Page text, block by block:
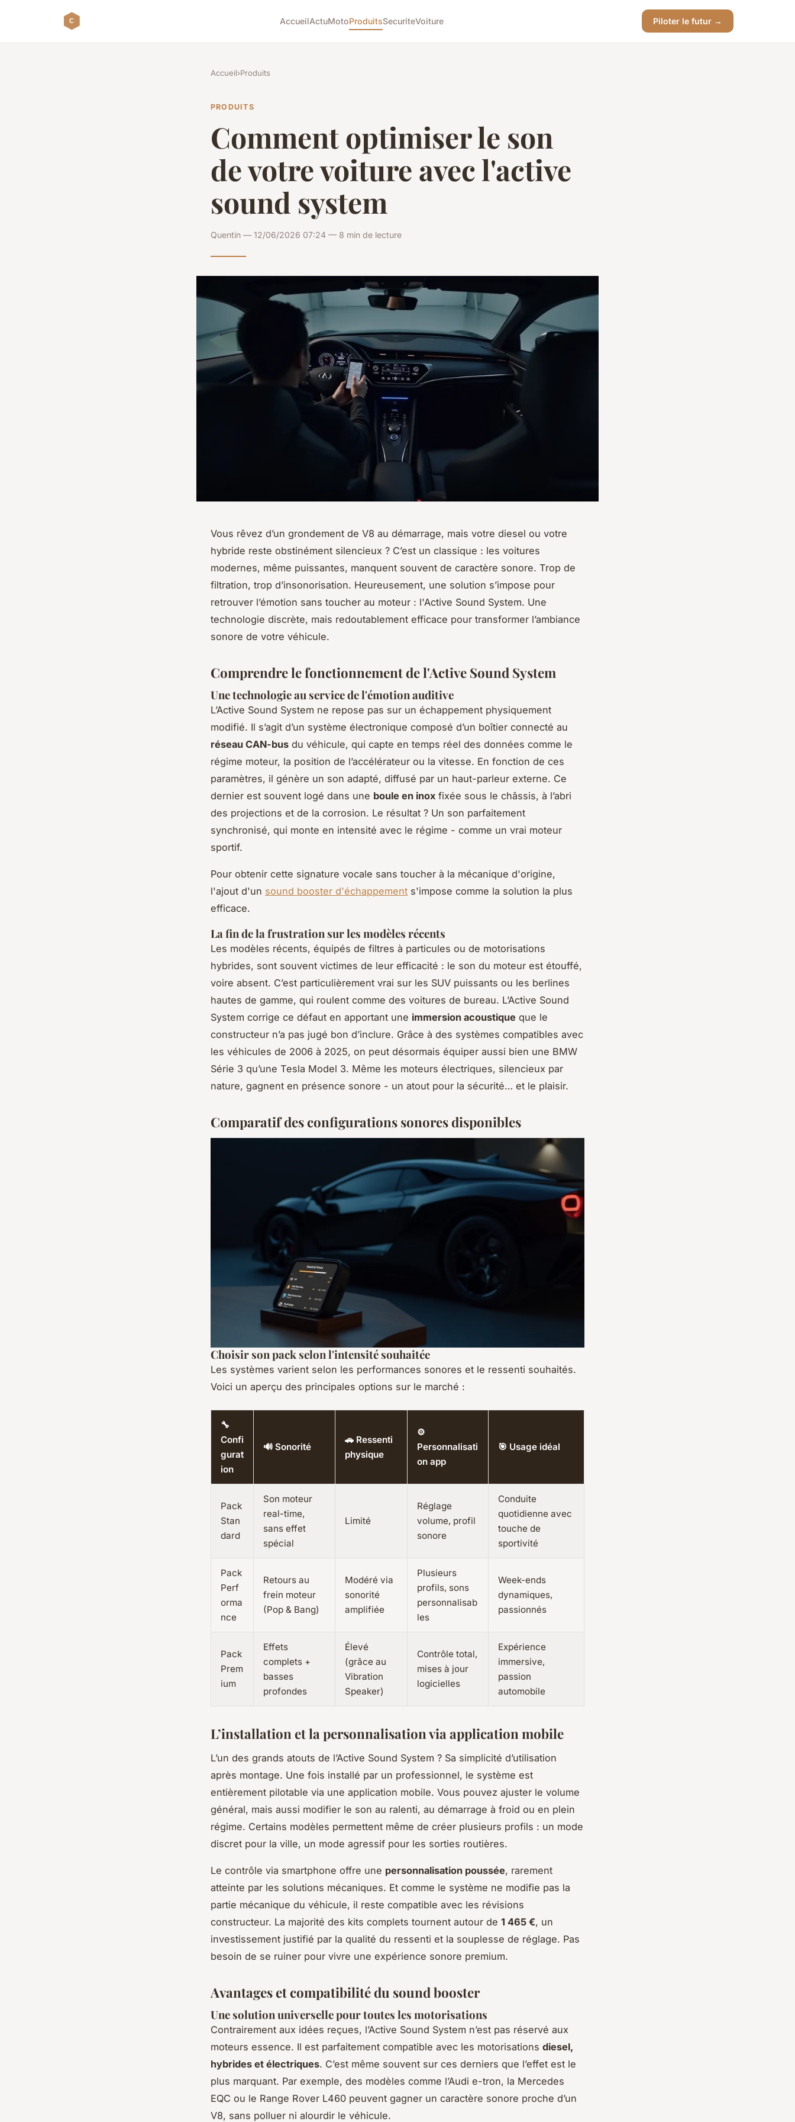
AccueilActuMotoProduitsSecuriteVoiture Piloter le futur →
Accueil›Produits
PRODUITS
Comment optimiser le son
de votre voiture avec l'active
sound system
Quentin — 12/06/2026 07:24 — 8 min de lecture
Vous rêvez d’un grondement de V8 au démarrage, mais votre diesel ou votre
hybride reste obstinément silencieux ? C’est un classique : les voitures
modernes, même puissantes, manquent souvent de caractère sonore. Trop de
filtration, trop d’insonorisation. Heureusement, une solution s’impose pour
retrouver l’émotion sans toucher au moteur : l'Active Sound System. Une
technologie discrète, mais redoutablement efficace pour transformer l’ambiance
sonore de votre véhicule.
Comprendre le fonctionnement de l'Active Sound System
Une technologie au service de l'émotion auditive
L’Active Sound System ne repose pas sur un échappement physiquement
modifié. Il s’agit d’un système électronique composé d’un boîtier connecté au
réseau CAN-bus du véhicule, qui capte en temps réel des données comme le
régime moteur, la position de l’accélérateur ou la vitesse. En fonction de ces
paramètres, il génère un son adapté, diffusé par un haut-parleur externe. Ce
dernier est souvent logé dans une boule en inox fixée sous le châssis, à l’abri
des projections et de la corrosion. Le résultat ? Un son parfaitement
synchronisé, qui monte en intensité avec le régime - comme un vrai moteur
sportif.
Pour obtenir cette signature vocale sans toucher à la mécanique d'origine,
l'ajout d'un sound booster d'échappement s'impose comme la solution la plus
efficace.
La fin de la frustration sur les modèles récents
Les modèles récents, équipés de filtres à particules ou de motorisations
hybrides, sont souvent victimes de leur efficacité : le son du moteur est étouffé,
voire absent. C’est particulièrement vrai sur les SUV puissants ou les berlines
hautes de gamme, qui roulent comme des voitures de bureau. L’Active Sound
System corrige ce défaut en apportant une immersion acoustique que le
constructeur n’a pas jugé bon d’inclure. Grâce à des systèmes compatibles avec
les véhicules de 2006 à 2025, on peut désormais équiper aussi bien une BMW
Série 3 qu’une Tesla Model 3. Même les moteurs électriques, silencieux par
nature, gagnent en présence sonore - un atout pour la sécurité… et le plaisir.
Comparatif des configurations sonores disponibles
Choisir son pack selon l'intensité souhaitée
Les systèmes varient selon les performances sonores et le ressenti souhaités.
Voici un aperçu des principales options sur le marché :
🔧
Confi
gurat
ion
🔊 Sonorité
🚗 Ressenti
physique
⚙️
Personnalisati
on app
🎯 Usage idéal
Pack
Stan
dard
Son moteur
real-time,
sans effet
spécial
Limité
Réglage
volume, profil
sonore
Conduite
quotidienne avec
touche de
sportivité
Pack
Perf
orma
nce
Retours au
frein moteur
(Pop & Bang)
Modéré via
sonorité
amplifiée
Plusieurs
profils, sons
personnalisab
les
Week-ends
dynamiques,
passionnés
Pack
Prem
ium
Effets
complets +
basses
profondes
Élevé
(grâce au
Vibration
Speaker)
Contrôle total,
mises à jour
logicielles
Expérience
immersive,
passion
automobile
L’installation et la personnalisation via application mobile
L’un des grands atouts de l’Active Sound System ? Sa simplicité d’utilisation
après montage. Une fois installé par un professionnel, le système est
entièrement pilotable via une application mobile. Vous pouvez ajuster le volume
général, mais aussi modifier le son au ralenti, au démarrage à froid ou en plein
régime. Certains modèles permettent même de créer plusieurs profils : un mode
discret pour la ville, un mode agressif pour les sorties routières.
Le contrôle via smartphone offre une personnalisation poussée, rarement
atteinte par les solutions mécaniques. Et comme le système ne modifie pas la
partie mécanique du véhicule, il reste compatible avec les révisions
constructeur. La majorité des kits complets tournent autour de 1 465 €, un
investissement justifié par la qualité du ressenti et la souplesse de réglage. Pas
besoin de se ruiner pour vivre une expérience sonore premium.
Avantages et compatibilité du sound booster
Une solution universelle pour toutes les motorisations
Contrairement aux idées reçues, l’Active Sound System n’est pas réservé aux
moteurs essence. Il est parfaitement compatible avec les motorisations diesel,
hybrides et électriques. C’est même souvent sur ces derniers que l’effet est le
plus marquant. Par exemple, des modèles comme l’Audi e-tron, la Mercedes
EQC ou le Range Rover L460 peuvent gagner un caractère sonore proche d’un
V8, sans polluer ni alourdir le véhicule.